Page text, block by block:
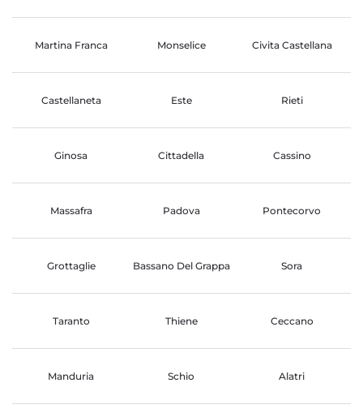
Martina Franca Monselice Civita Castellana
Castellaneta Este Rieti
Ginosa Cittadella Cassino
Massafra Padova Pontecorvo
Grottaglie Bassano Del Grappa Sora
Taranto Thiene Ceccano
Manduria Schio Alatri